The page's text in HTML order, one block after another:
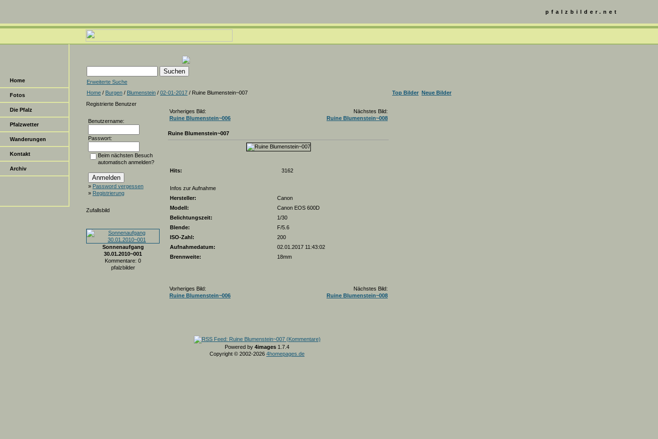
Home
Fotos
Die Pfalz
Pfalzwetter
Wanderungen
Kontakt
Archiv
pfalzbilder.net
Erweiterte Suche
Home / Burgen / Blumenstein / 02-01-2017 / Ruine Blumenstein~007 Top Bilder Neue Bilder
Registrierte Benutzer
Benutzername:
Passwort:
Beim nächsten Besuch
automatisch anmelden?
» Password vergessen
» Registrierung
Zufallsbild
Sonnenaufgang
30.01.2010~001
Kommentare: 0
pfalzbilder
Vorheriges Bild:
Ruine Blumenstein~006
Nächstes Bild:
Ruine Blumenstein~008
Ruine Blumenstein~007
Hits: 3162
Infos zur Aufnahme
Hersteller:
Canon
Modell:
Canon EOS 600D
Belichtungszeit:
1/30
Blende:
F/5.6
ISO-Zahl:
200
Aufnahmedatum:
02.01.2017 11:43:02
Brennweite:
18mm
Vorheriges Bild:
Ruine Blumenstein~006
Nächstes Bild:
Ruine Blumenstein~008
Powered by 4images 1.7.4
Copyright © 2002-2026 4homepages.de